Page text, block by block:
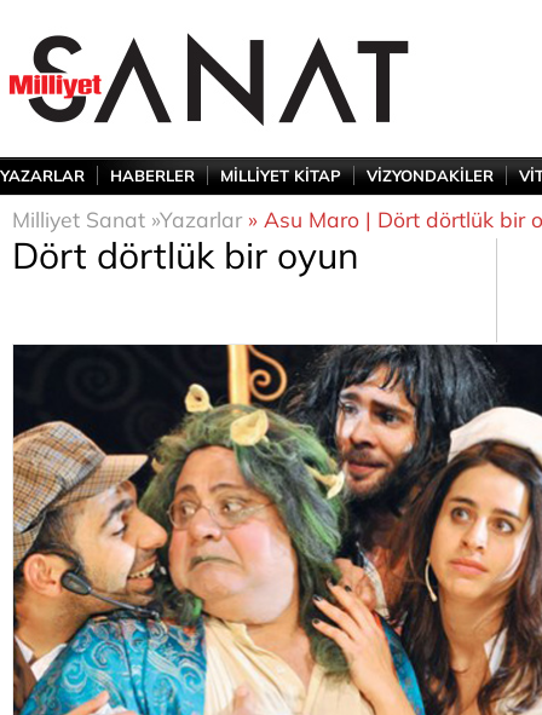
YAZARLAR HABERLER MİLLİYET KİTAP VİZYONDAKİLER
Milliyet Sanat »Yazarlar» Asu Maro | Dört dörtlük bir
Dört dörtlük bir oyun